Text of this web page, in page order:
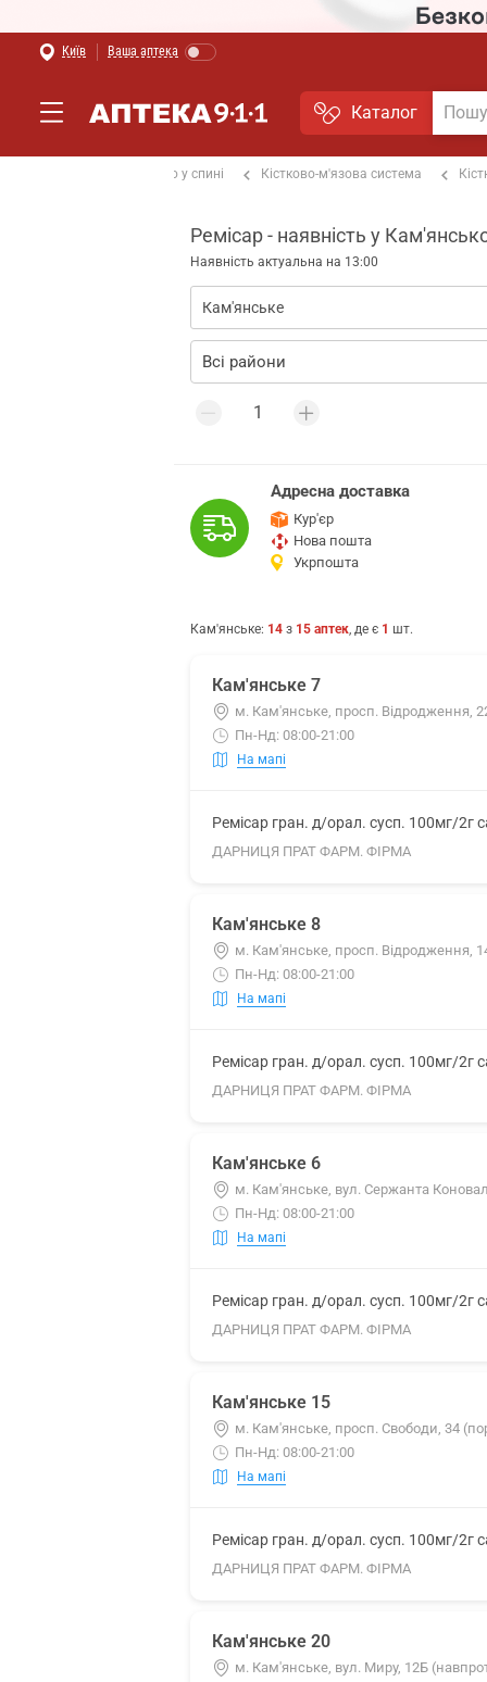
Київ Ваша аптека
Каталог
Від болю у спині Кістково-м'язова система
Ремісар - наявність у
Наявність актуальна на 13:00
Адресна доставка
Кур'єр
Нова пошта
Укрпошта
Кам'янське: 14 з 15 аптек, де є 1 шт.
Кам'янське 7
м. Кам'янське, просп. Відродження,
Пн-Нд: 08:00-21:00
На мапі
Ремісар гран. д/орал. сусп. 100мг/2г
ДАРНИЦЯ ПРАТ ФАРМ. ФІРМА
Кам'янське 8
м. Кам'янське, просп. Відродження,
Пн-Нд: 08:00-21:00
На мапі
Ремісар гран. д/орал. сусп. 100мг/2г
ДАРНИЦЯ ПРАТ ФАРМ. ФІРМА
Кам'янське 6
м. Кам'янське, вул. Сержанта
Пн-Нд: 08:00-21:00
На мапі
Ремісар гран. д/орал. сусп. 100мг/2г
ДАРНИЦЯ ПРАТ ФАРМ. ФІРМА
Кам'янське 15
м. Кам'янське, просп. Свободи, 34
Пн-Нд: 08:00-21:00
На мапі
Ремісар гран. д/орал. сусп. 100мг/2г
ДАРНИЦЯ ПРАТ ФАРМ. ФІРМА
Кам'янське 20
м. Кам'янське, вул. Миру, 12Б